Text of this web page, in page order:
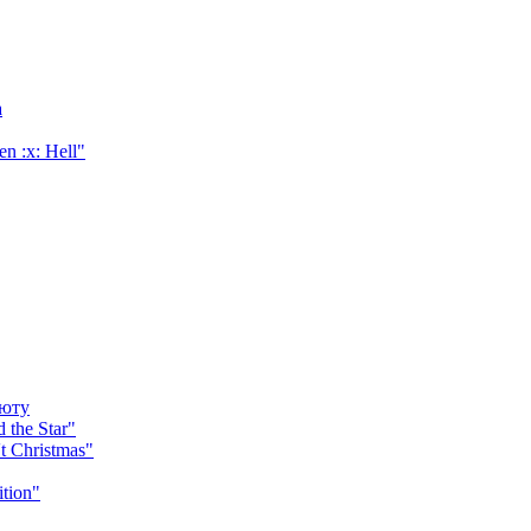
:x: Hell"
the Star"
Christmas"